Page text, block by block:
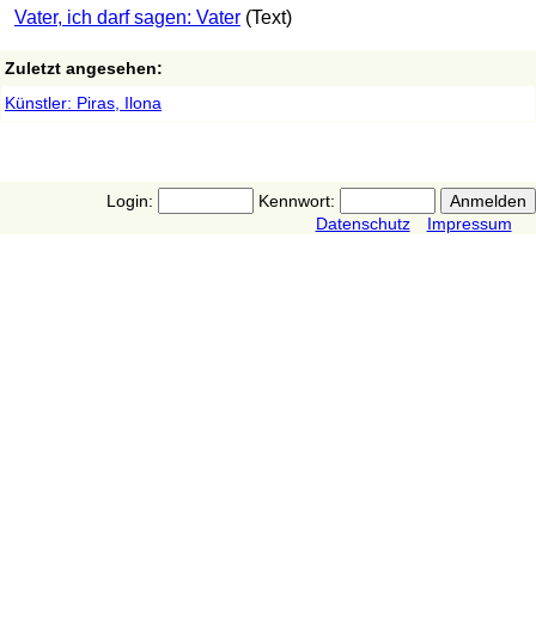
Vater, ich darf sagen: Vater (Text)
Zuletzt angesehen:
Künstler: Piras, Ilona
Login:
Kennwort:
Datenschutz
Impressum